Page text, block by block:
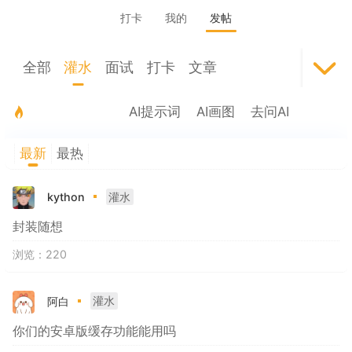
打卡 我的 发帖
全部 灌水 面试 打卡 文章
程序员英语 求职 问答 官方
AI提示词 AI画图 去问AI
最新 最热
kython 灌水
封装随想
浏览：220
阿白 灌水
你们的安卓版缓存功能能用吗